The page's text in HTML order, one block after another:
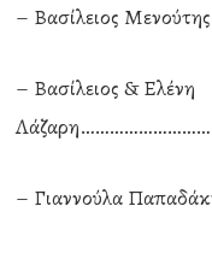
– Βασίλειος
– Βασίλειος & Ελένη
– Γιαννούλα